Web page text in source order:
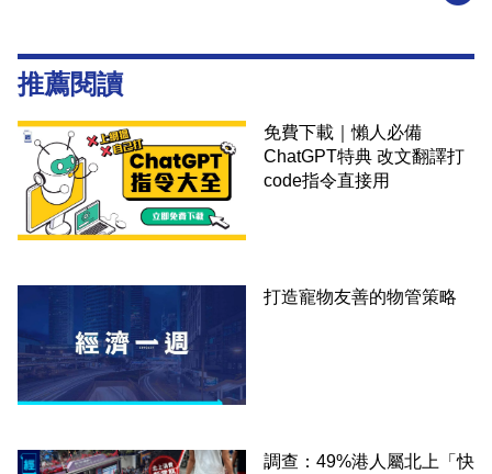
推薦閱讀
免費下載｜懶人必備
ChatGPT特典 改文翻譯打
code指令直接用
打造寵物友善的物管策略
調查：49%港人屬北上「快